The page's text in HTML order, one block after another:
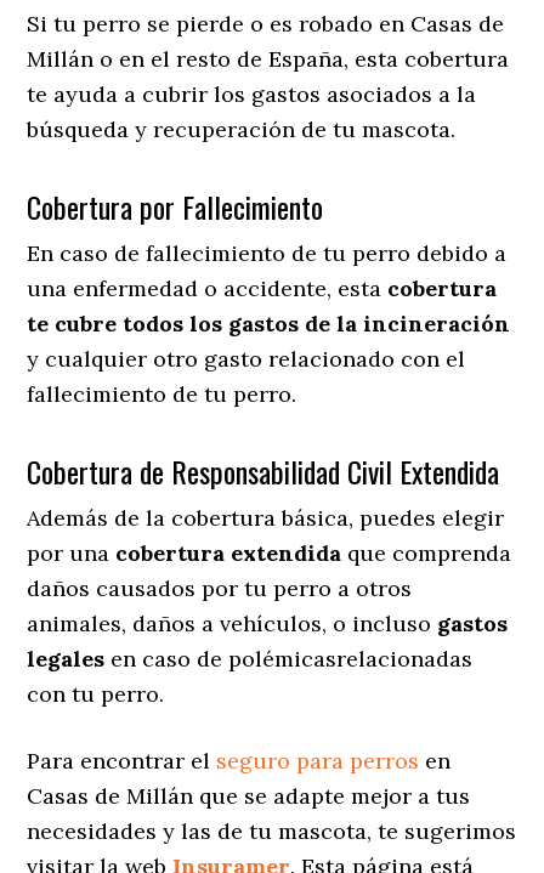
Si tu perro se pierde o es robado en Casas de
Millán o en el resto de España, esta cobertura
te ayuda a cubrir los gastos asociados a la
búsqueda y recuperación de tu mascota.
Cobertura por Fallecimiento
En caso de fallecimiento de tu perro debido a
una enfermedad o accidente, esta cobertura
te cubre todos los gastos de la incineración
y cualquier otro gasto relacionado con el
fallecimiento de tu perro.
Cobertura de Responsabilidad Civil Extendida
Además de la cobertura básica, puedes elegir
por una cobertura extendida que comprenda
daños causados por tu perro a otros
animales, daños a vehículos, o incluso gastos
legales en caso de polémicasrelacionadas
con tu perro.
Para encontrar el seguro para perros en
Casas de Millán que se adapte mejor a tus
necesidades y las de tu mascota, te sugerimos
visitar la web Insuramer. Esta página está